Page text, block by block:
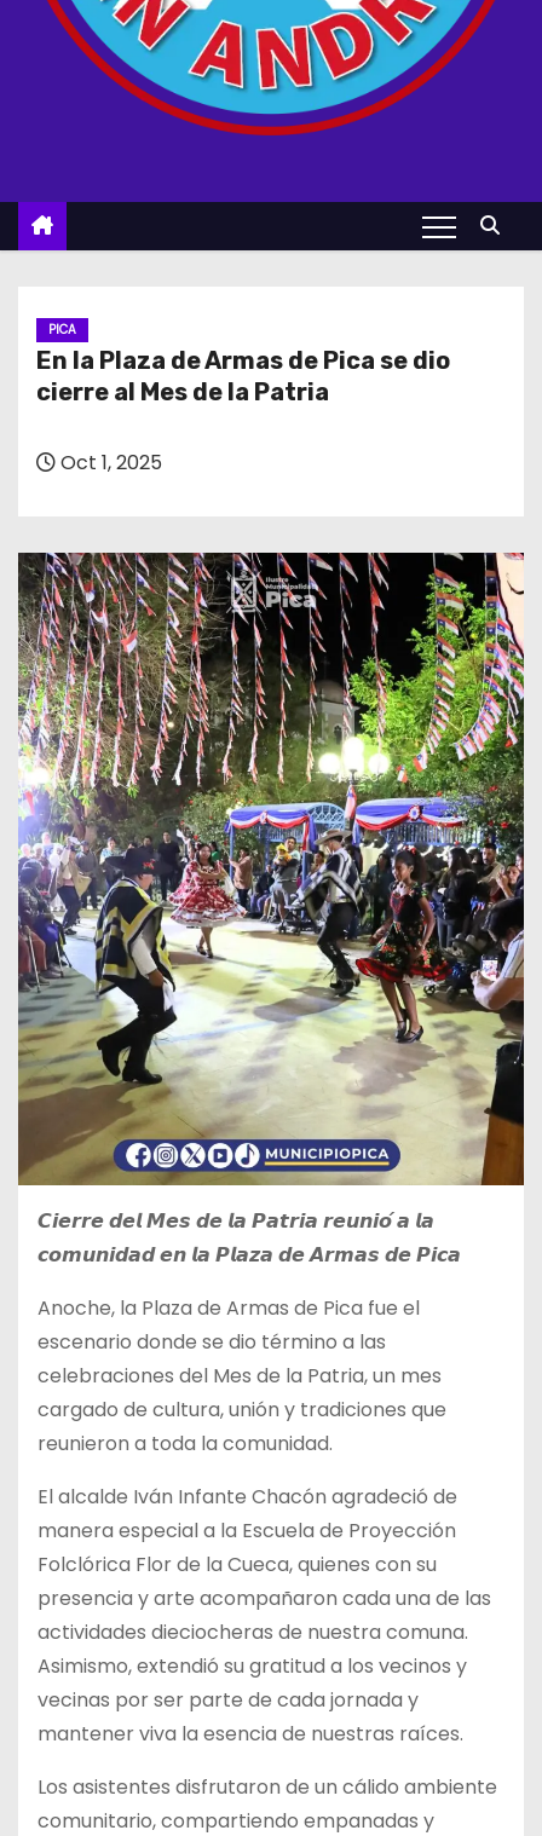
PICA
En la Plaza de Armas de Pica se dio
cierre al Mes de la Patria
Oct 1, 2025
𝘾𝙞𝙚𝙧𝙧𝙚 𝙙𝙚𝙡 𝙈𝙚𝙨 𝙙𝙚 𝙡𝙖 𝙋𝙖𝙩𝙧𝙞𝙖 𝙧𝙚𝙪𝙣𝙞𝙤́ 𝙖 𝙡𝙖
𝙘𝙤𝙢𝙪𝙣𝙞𝙙𝙖𝙙 𝙚𝙣 𝙡𝙖 𝙋𝙡𝙖𝙯𝙖 𝙙𝙚 𝘼𝙧𝙢𝙖𝙨 𝙙𝙚 𝙋𝙞𝙘𝙖
Anoche, la Plaza de Armas de Pica fue el
escenario donde se dio término a las
celebraciones del Mes de la Patria, un mes
cargado de cultura, unión y tradiciones que
reunieron a toda la comunidad.
El alcalde Iván Infante Chacón agradeció de
manera especial a la Escuela de Proyección
Folclórica Flor de la Cueca, quienes con su
presencia y arte acompañaron cada una de las
actividades dieciocheras de nuestra comuna.
Asimismo, extendió su gratitud a los vecinos y
vecinas por ser parte de cada jornada y
mantener viva la esencia de nuestras raíces.
Los asistentes disfrutaron de un cálido ambiente
comunitario, compartiendo empanadas y